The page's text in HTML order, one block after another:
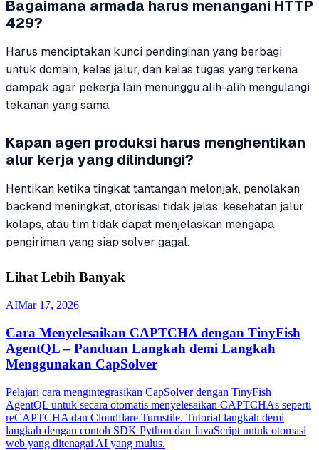
Bagaimana armada harus menangani HTTP
429?
Harus menciptakan kunci pendinginan yang berbagi
untuk domain, kelas jalur, dan kelas tugas yang terkena
dampak agar pekerja lain menunggu alih-alih mengulangi
tekanan yang sama.
Kapan agen produksi harus menghentikan
alur kerja yang dilindungi?
Hentikan ketika tingkat tantangan melonjak, penolakan
backend meningkat, otorisasi tidak jelas, kesehatan jalur
kolaps, atau tim tidak dapat menjelaskan mengapa
pengiriman yang siap solver gagal.
Lihat Lebih Banyak
AIMar 17, 2026
Cara Menyelesaikan CAPTCHA dengan TinyFish
AgentQL – Panduan Langkah demi Langkah
Menggunakan CapSolver
Pelajari cara mengintegrasikan CapSolver dengan TinyFish
AgentQL untuk secara otomatis menyelesaikan CAPTCHAs seperti
reCAPTCHA dan Cloudflare Turnstile. Tutorial langkah demi
langkah dengan contoh SDK Python dan JavaScript untuk otomasi
web yang ditenagai AI yang mulus.